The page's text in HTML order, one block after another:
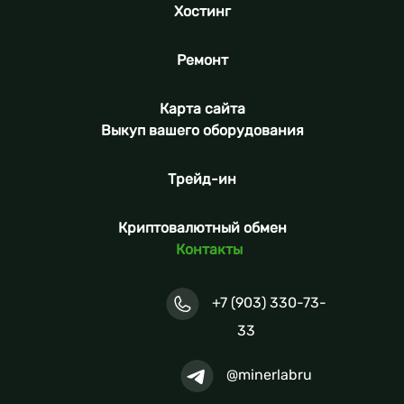
Хостинг
Ремонт
Карта сайта
Выкуп вашего оборудования
Трейд-ин
Криптовалютный обмен
Контакты
+7 (903) 330-73-
33
@minerlabru